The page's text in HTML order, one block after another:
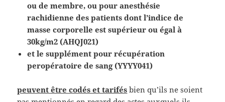
ou de membre, ou pour anesthésie
rachidienne des patients dont l’indice de
masse corporelle est supérieur ou égal à
30kg/m2 (AHQJ021)
et le supplément pour récupération
peropératoire de sang (YYYY041)
peuvent être codés et tarifés bien qu’ils ne soient